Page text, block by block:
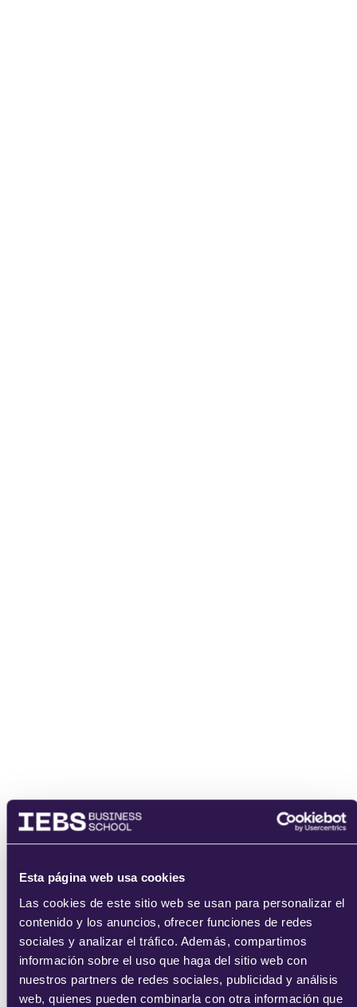
Esta página web usa cookies
Las cookies de este sitio web se usan para personalizar el
contenido y los anuncios, ofrecer funciones de redes
sociales y analizar el tráfico. Además, compartimos
información sobre el uso que haga del sitio web con
nuestros partners de redes sociales, publicidad y análisis
web, quienes pueden combinarla con otra información que
Email
He leído y aceptolostérminos del servicioy lapolítica de
privacidad.